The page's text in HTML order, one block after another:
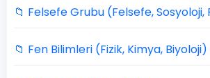
📁 Felsefe Grubu (Felsefe, Sosyoloji,
📁 Fen Bilimleri (Fizik, Kimya, Biyoloji)